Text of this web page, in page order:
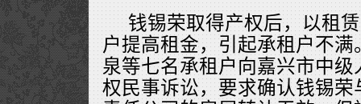
钱锡荣取得产权后，以租
户提高租金，引起承租户不满
泉等七名承租户向嘉兴市中
权民事诉讼，要求确认钱锡